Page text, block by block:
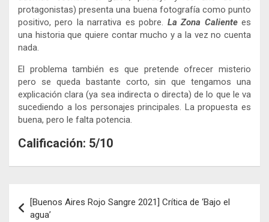
protagonistas) presenta una buena fotografía como punto
positivo, pero la narrativa es pobre. La Zona Calientees
una historia que quiere contar mucho y a la vez no cuenta
nada.
El problema también es que pretende ofrecer misterio
pero se queda bastante corto, sin que tengamos una
explicación clara (ya sea indirecta o directa) de lo que le va
sucediendo a los personajes principales. La propuesta es
buena, pero le falta potencia.
Calificación: 5/10
de
[Buenos Aires Rojo Sangre 2021] Crítica de ‘Bajo el
agua’